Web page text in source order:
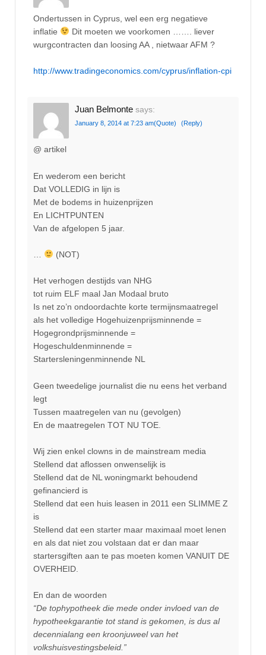
Ondertussen in Cyprus, wel een erg negatieve
inflatie
Dit moeten we voorkomen ……. liever
wurgcontracten dan loosing AA , nietwaar AFM ?
http://www.tradingeconomics.com/cyprus/inflation-cpi
Juan Belmonte says:
January 8, 2014 at 7:23 am(Quote) (Reply)
@ artikel
En wederom een bericht
Dat VOLLEDIG in lijn is
Met de bodems in huizenprijzen
En LICHTPUNTEN
Van de afgelopen 5 jaar.
(NOT)
Het verhogen destijds van NHG
tot ruim ELF maal Jan Modaal bruto
Is net zo’n ondoordachte korte termijnsmaatregel
als het volledige Hogehuizenprijsminnende =
Hogegrondprijsminnende =
Hogeschuldenminnende =
Startersleningenminnende NL
Geen tweedelige journalist die nu eens het verband
legt
Tussen maatregelen van nu (gevolgen)
En de maatregelen TOT NU TOE.
Wij zien enkel clowns in de mainstream media
Stellend dat aflossen onwenselijk is
Stellend dat de NL woningmarkt behoudend
gefinancierd is
Stellend dat een huis leasen in 2011 een SLIMME Z
is
Stellend dat een starter maar maximaal moet lenen
en als dat niet zou volstaan dat er dan maar
startersgiften aan te pas moeten komen VANUIT DE
OVERHEID.
En dan de woorden
“De tophypotheek die mede onder invloed van de
hypotheekgarantie tot stand is gekomen, is dus al
decennialang een kroonjuweel van het
volkshuisvestingsbeleid.”